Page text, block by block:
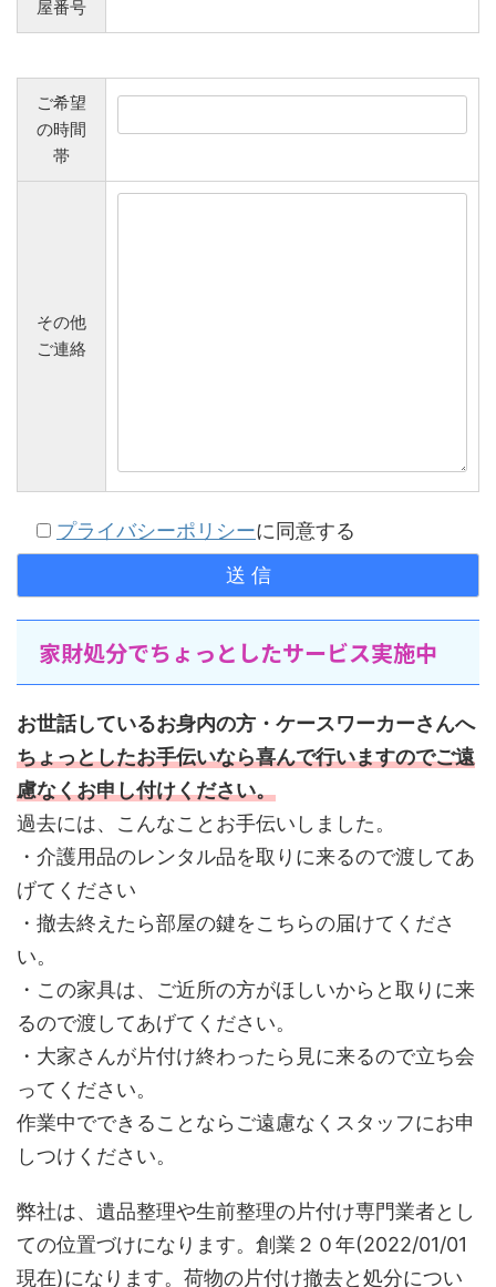
屋番号
ご希望
の時間
帯
その他
ご連絡
プライバシーポリシーに同意する
家財処分でちょっとしたサービス実施中
お世話しているお身内の方・ケースワーカーさんへ
ちょっとしたお手伝いなら喜んで行いますのでご遠
慮なくお申し付けください。
過去には、こんなことお手伝いしました。
・介護用品のレンタル品を取りに来るので渡してあ
げてください
・撤去終えたら部屋の鍵をこちらの届けてくださ
い。
・この家具は、ご近所の方がほしいからと取りに来
るので渡してあげてください。
・大家さんが片付け終わったら見に来るので立ち会
ってください。
作業中でできることならご遠慮なくスタッフにお申
しつけください。
弊社は、遺品整理や生前整理の片付け専門業者とし
ての位置づけになります。創業２０年(2022/01/01
現在)になります。荷物の片付け撤去と処分につい